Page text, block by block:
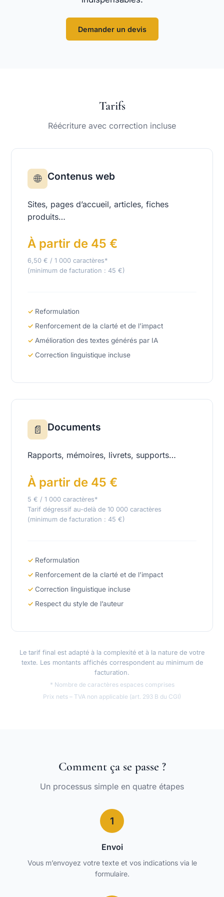
Demander un devis
Tarifs
Réécriture avec correction incluse
🌐 Contenus web
Sites, pages d’accueil, articles, fiches
produits…
À partir de 45 €
6,50 € / 1 000 caractères*
(minimum de facturation : 45 €)
Reformulation
Renforcement de la clarté et de l’impact
Amélioration des textes générés par IA
Correction linguistique incluse
📄 Documents
Rapports, mémoires, livrets, supports…
À partir de 45 €
5 € / 1 000 caractères*
Tarif dégressif au-delà de 10 000 caractères
(minimum de facturation : 45 €)
Reformulation
Renforcement de la clarté et de l’impact
Correction linguistique incluse
Respect du style de l’auteur
Le tarif final est adapté à la complexité et à la nature de votre
texte. Les montants affichés correspondent au minimum de
facturation.
* Nombre de caractères espaces comprises
Prix nets – TVA non applicable (art. 293 B du CGI)
Comment ça se passe ?
Un processus simple en quatre étapes
1
Envoi
Vous m’envoyez votre texte et vos indications via le
formulaire.